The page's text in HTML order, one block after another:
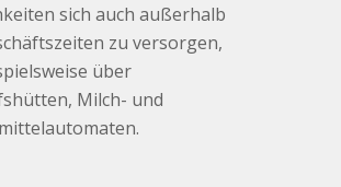
sich auch außerhalb
zu versorgen,
über
Milch- und